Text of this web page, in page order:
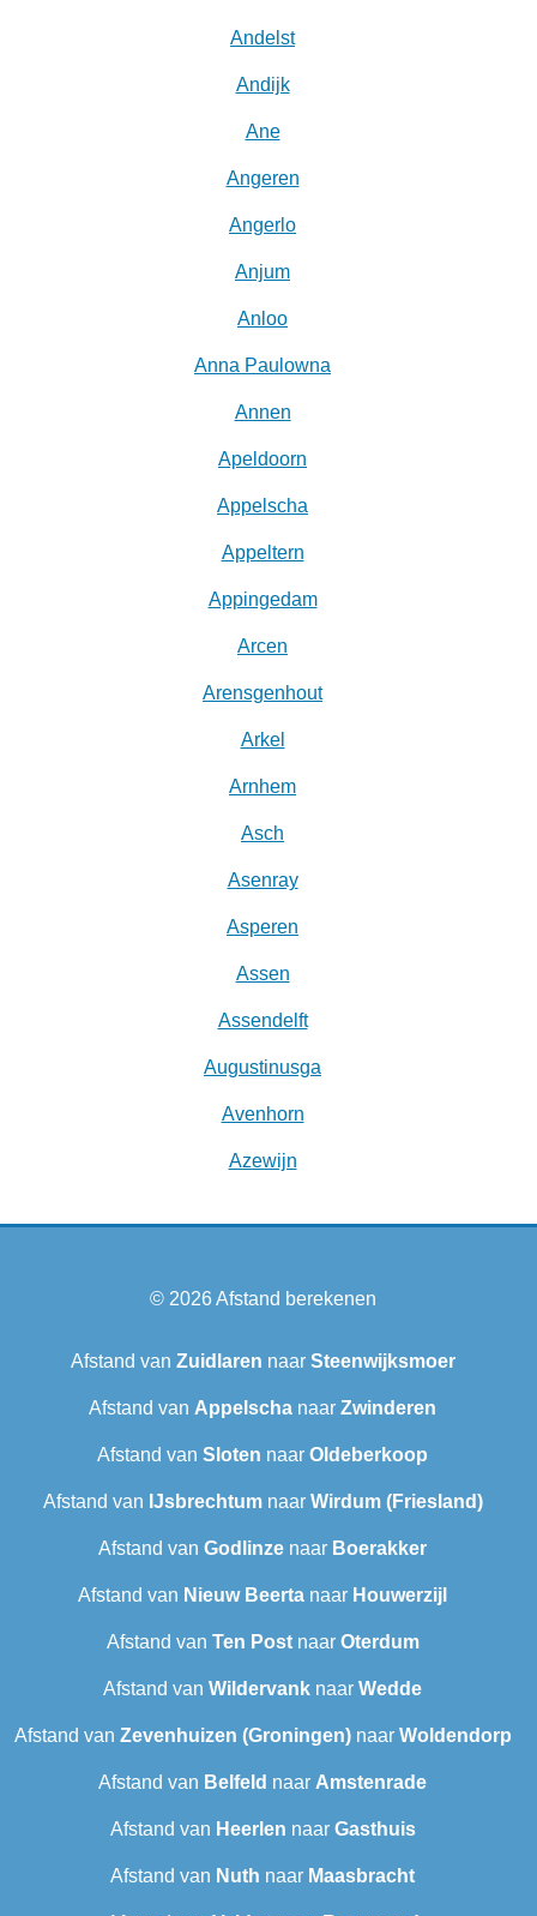
Andelst
Andijk
Ane
Angeren
Angerlo
Anjum
Anloo
Anna Paulowna
Annen
Apeldoorn
Appelscha
Appeltern
Appingedam
Arcen
Arensgenhout
Arkel
Arnhem
Asch
Asenray
Asperen
Assen
Assendelft
Augustinusga
Avenhorn
Azewijn
© 2026Afstand berekenen
Afstand van Zuidlaren naar Steenwijksmoer
Afstand van Appelscha naar Zwinderen
Afstand van Sloten naar Oldeberkoop
Afstand van IJsbrechtumnaar Wirdum (Friesland)
Afstand van Godlinze naar Boerakker
Afstand van Nieuw Beerta naar Houwerzijl
Afstand van Ten Postnaar Oterdum
Afstand van Wildervank naar Wedde
Afstand van Zevenhuizen (Groningen)naar Woldendorp
Afstand van Belfeld naar Amstenrade
Afstand van Heerlen naar Gasthuis
Afstand van Nuth naar Maasbracht